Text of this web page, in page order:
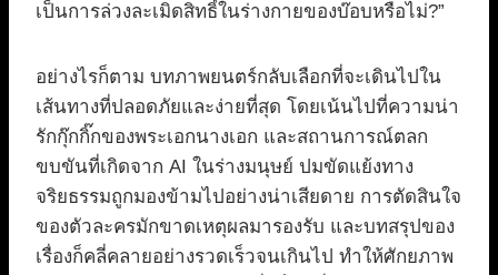
เป็นการล่วงละเมิดสิทธิ์ในร่างกายของบ๊อบหรือไม่?”
อย่างไรก็ตาม บทภาพยนตร์กลับเลือกที่จะเดินไปใน
เส้นทางที่ปลอดภัยและง่ายที่สุด โดยเน้นไปที่ความน่า
รักกุ๊กกิ๊กของพระเอกนางเอก และสถานการณ์ตลก
ขบขันที่เกิดจาก AI ในร่างมนุษย์ ปมขัดแย้งทาง
จริยธรรมถูกมองข้ามไปอย่างน่าเสียดาย การตัดสินใจ
ของตัวละครมักขาดเหตุผลมารองรับ และบทสรุปของ
เรื่องก็คลี่คลายอย่างรวดเร็วจนเกินไป ทำให้ศักยภาพ